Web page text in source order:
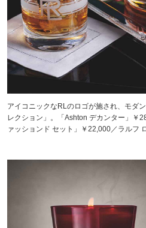
アイコニックなRLのロゴが施され、モダ
レクション」。「Ashton デカンター」￥
ァッションド セット」￥22,000／ラルフ